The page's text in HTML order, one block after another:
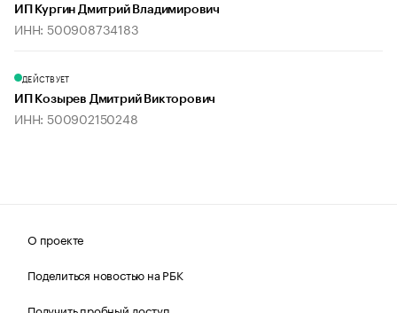
ИП Кургин Дмитрий Владимирович
ИНН: 500908734183
ДЕЙСТВУЕТ
ИП Козырев Дмитрий Викторович
ИНН: 500902150248
О проекте
Поделиться новостью на РБК